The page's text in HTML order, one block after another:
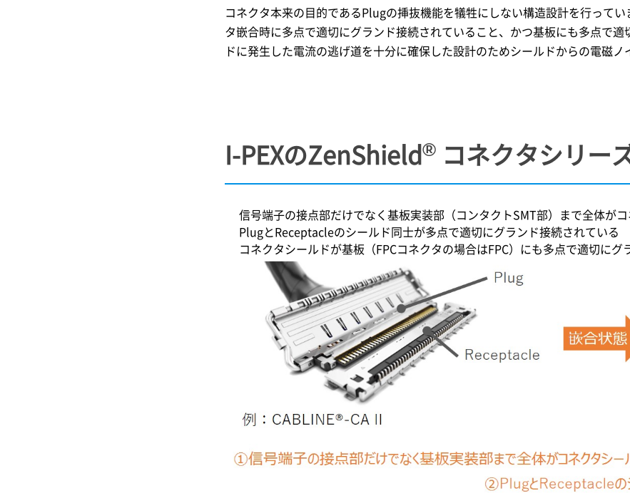
コネクタ本来の目的であるPlugの挿抜機能を犠牲にしない構造設計を行って
タ嵌合時に多点で適切にグランド接続されていること、かつ基板にも多点で
ドに発生した電流の逃げ道を十分に確保した設計のためシールドからの電磁ノ
I-PEXのZenShield® コネクタシリー
信号端子の接点部だけでなく基板実装部（コンタクトSMT部）まで全体が
PlugとReceptacleのシールド同士が多点で適切にグランド接続されている
コネクタシールドが基板（FPCコネクタの場合はFPC）にも多点で適切にグ